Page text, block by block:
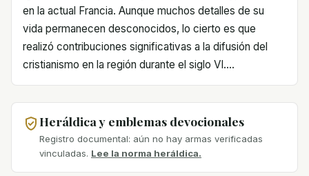
en la actual Francia. Aunque muchos detalles de su
vida permanecen desconocidos, lo cierto es que
realizó contribuciones significativas a la difusión del
cristianismo en la región durante el siglo VI....
Heráldica y emblemas devocionales
Registro documental: aún no hay armas verificadas
vinculadas. Lee la norma heráldica.